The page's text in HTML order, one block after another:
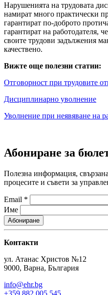
Нарушенията на трудовата
намират много практически
гарантират по-доброто
гарантират на работодателя,
своите трудови задължения
качествено.
Вижте още полезни статии:
Отговорност при трудовите
Дисциплинарно уволнение
Уволнение при неявяване на
Абониране за
Полезна информация,
процесите и съвети за
Email *
Име
Контакти
ул. Атанас Христов №12
9000, Варна, България
info@ehr.bg